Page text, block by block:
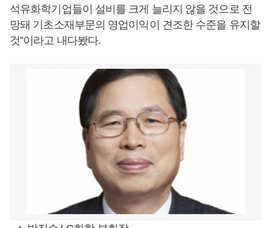
석유화학기업들이 설비를 크게 늘리지 않을 것으로 전
망돼 기초소재부문의 영업이익이 견조한 수준을 유지할
것”이라고 내다봤다.